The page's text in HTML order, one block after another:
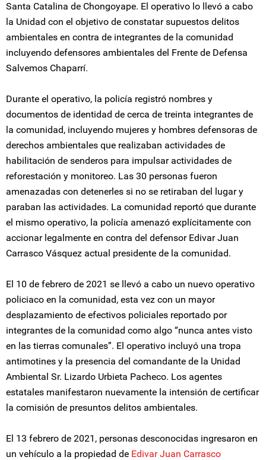
Santa Catalina de Chongoyape. El operativo lo llevó a cabo
la Unidad con el objetivo de constatar supuestos delitos
ambientales en contra de integrantes de la comunidad
incluyendo defensores ambientales del Frente de Defensa
Salvemos Chaparrí.
Durante el operativo, la policía registró nombres y
documentos de identidad de cerca de treinta integrantes de
la comunidad, incluyendo mujeres y hombres defensoras de
derechos ambientales que realizaban actividades de
habilitación de senderos para impulsar actividades de
reforestación y monitoreo. Las 30 personas fueron
amenazadas con detenerles si no se retiraban del lugar y
paraban las actividades. La comunidad reportó que durante
el mismo operativo, la policía amenazó explícitamente con
accionar legalmente en contra del defensor Edivar Juan
Carrasco Vásquez actual presidente de la comunidad.
El 10 de febrero de 2021 se llevó a cabo un nuevo operativo
policiaco en la comunidad, esta vez con un mayor
desplazamiento de efectivos policiales reportado por
integrantes de la comunidad como algo “nunca antes visto
en las tierras comunales”. El operativo incluyó una tropa
antimotines y la presencia del comandante de la Unidad
Ambiental Sr. Lizardo Urbieta Pacheco. Los agentes
estatales manifestaron nuevamente la intensión de certificar
la comisión de presuntos delitos ambientales.
El 13 febrero de 2021, personas desconocidas ingresaron en
un vehículo a la propiedad de Edivar Juan Carrasco